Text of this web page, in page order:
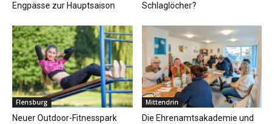
Engpässe zur Hauptsaison
Schlaglöcher?
Flensburg
Neuer Outdoor-Fitnesspark
Mittendrin
Die Ehrenamtsakademie und